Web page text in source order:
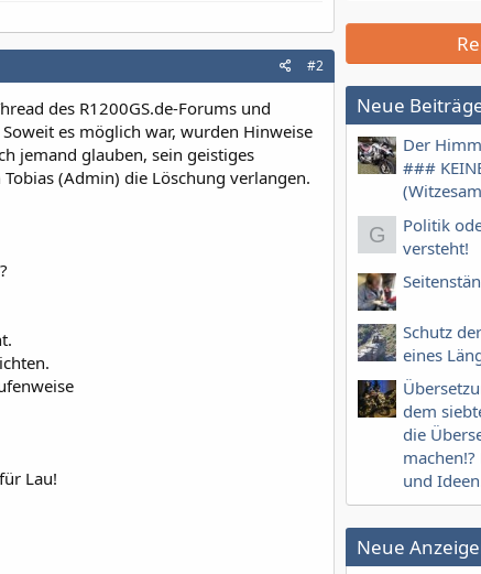
#2
des R1200GS.de-Forums und
es möglich war, wurden Hinweise
jemand glauben, sein geistiges
(Admin) die Löschung verlangen.
Lau!
Neue
Der
###
G
Politik
versteht!
Schutz
eines
dem
die
und
Neue